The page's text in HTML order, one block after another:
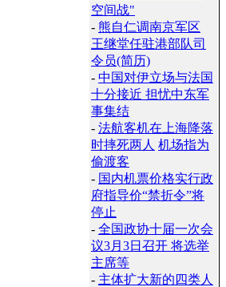
空间战"
- 熊自仁调南京军区
王继堂任驻港部队司
令员(简历)
- 中国对伊立场与法国
十分接近 担忧中东军
事集结
- 法航客机在上海降落
时摔死两人 机场指为
偷渡客
- 国内机票价格实行政
府指导价“禁折令”将
停止
- 全国政协十届一次会
议3月3日召开 将选举
主席等
- 主体扩大新的四类人